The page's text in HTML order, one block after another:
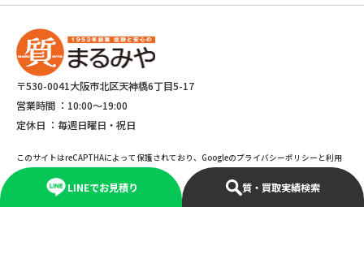
LINEでお見積り 質・買取実績検索
〒530-0041大阪市北区天神橋6丁目5-17
営業時間 ： 10:00～19:00
定休日 ： 毎週日曜日・祝日
このサイトはreCAPTHAによって保護されており、Googleのプライバシーポリシーと利用
規約が適応されます。